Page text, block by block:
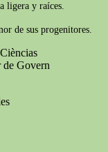
ligera y raíces.
de sus progenitores.
Govern